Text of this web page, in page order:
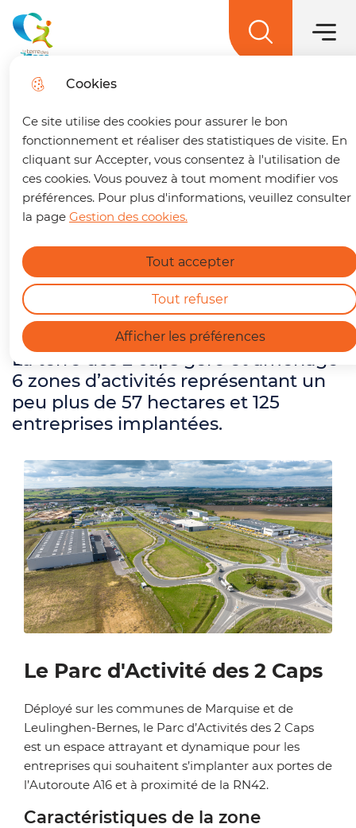
Cookies
Ce site utilise des cookies pour assurer le bon
fonctionnement et réaliser des statistiques de visite. En
cliquant sur Accepter, vous consentez à l'utilisation de
ces cookies. Vous pouvez à tout moment modifier vos
préférences. Pour plus d'informations, veuillez consulter
la page Gestion des cookies.
Afficher les préférences
Tout accepter
Tout refuser
Skip to
menu
content
Skip to
site map
🚌 Vos déplacements simplifiés sur La terre
des 2 caps !Un trajet à préparer ? Retrouvez
dès maintenant notre nouvelle page dédiée à la
mobilité. En quelques clics, vous pouvez :
Connaître l'horaire du prochain bus à votre
Consulter les tracés et fiches horaires des
https://terredes2caps.fr/trouver-son-trajet
La terre des 2 caps Menu
Les Zones d'Activités
intercommunales
Home
La Communauté de Communes de
La terre des 2 caps gère et aménage
6 zones d’activités représentant un
peu plus de 57 hectares et 125
entreprises implantées.
Le Parc d'Activité des 2 Caps
Déployé sur les communes de Marquise et de
Leulinghen-Bernes, le Parc d’Activités des 2 Caps
est un espace attrayant et dynamique pour les
entreprises qui souhaitent s’implanter aux portes de
l’Autoroute A16 et à proximité de la RN42.
Caractéristiques de la zone